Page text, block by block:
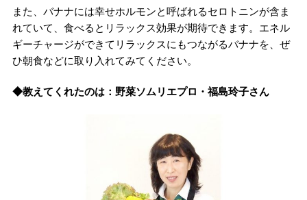
また、バナナには幸せホルモンと呼ばれるセロトニンが含ま
れていて、食べるとリラックス効果が期待できます。エネル
ギーチャージができてリラックスにもつながるバナナを、ぜ
ひ朝食などに取り入れてみてください。
◆教えてくれたのは：野菜ソムリエプロ・福島玲子さん